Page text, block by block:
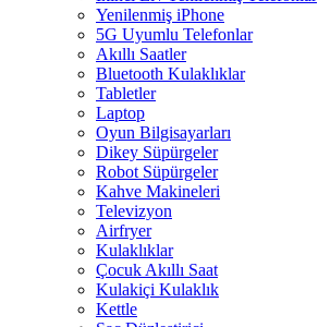
Yenilenmiş iPhone
5G Uyumlu Telefonlar
Akıllı Saatler
Bluetooth Kulaklıklar
Tabletler
Laptop
Oyun Bilgisayarları
Dikey Süpürgeler
Robot Süpürgeler
Kahve Makineleri
Televizyon
Airfryer
Kulaklıklar
Çocuk Akıllı Saat
Kulakiçi Kulaklık
Kettle